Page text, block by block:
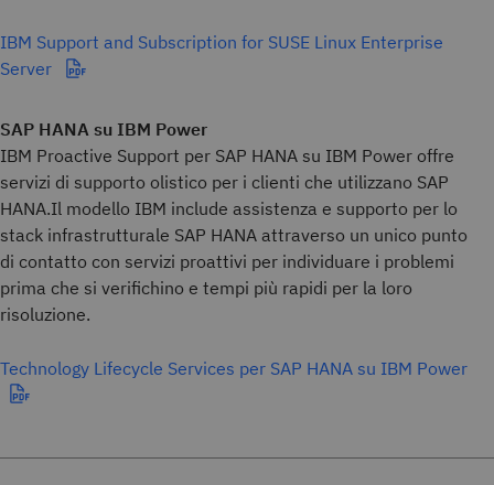
IBM Support and Subscription for SUSE Linux Enterprise
Server
SAP HANA su IBM Power
IBM Proactive Support per SAP HANA su IBM Power offre
servizi di supporto olistico per i clienti che utilizzano SAP
HANA.Il modello IBM include assistenza e supporto per lo
stack infrastrutturale SAP HANA attraverso un unico punto
di contatto con servizi proattivi per individuare i problemi
prima che si verifichino e tempi più rapidi per la loro
risoluzione.
Technology Lifecycle Services per SAP HANA su IBM Power